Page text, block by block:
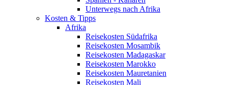
Unterwegs nach Afrika
Kosten & Tipps
Afrika
Reisekosten Südafrika
Reisekosten Mosambik
Reisekosten Madagaskar
Reisekosten Marokko
Reisekosten Mauretanien
Reisekosten Mali